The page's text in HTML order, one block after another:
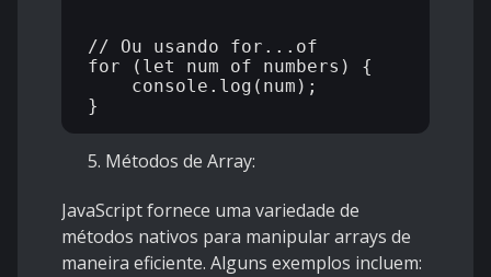
// Ou usando for...of
for (let num of numbers) {
console.log(num);
Métodos de Array:
JavaScript fornece uma variedade de
métodos nativos para manipular arrays de
maneira eficiente. Alguns exemplos incluem: